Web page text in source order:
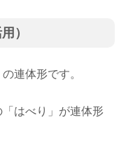
）
連体形です。
はべり」が連体形